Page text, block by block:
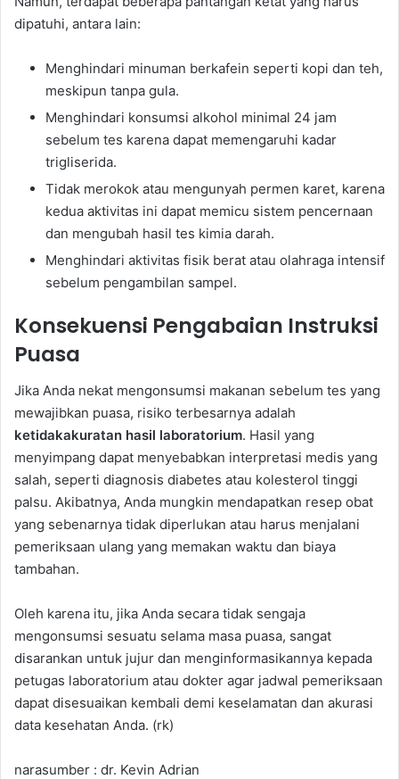
dipatuhi, antara lain:
Menghindari minuman berkafein seperti kopi dan teh,
meskipun tanpa gula.
Menghindari konsumsi alkohol minimal 24 jam
sebelum tes karena dapat memengaruhi kadar
trigliserida.
Tidak merokok atau mengunyah permen karet, karena
kedua aktivitas ini dapat memicu sistem pencernaan
dan mengubah hasil tes kimia darah.
Menghindari aktivitas fisik berat atau olahraga intensif
sebelum pengambilan sampel.
Konsekuensi Pengabaian Instruksi
Puasa
Jika Anda nekat mengonsumsi makanan sebelum tes yang
mewajibkan puasa, risiko terbesarnya adalah
ketidakakuratan hasil laboratorium. Hasil yang
menyimpang dapat menyebabkan interpretasi medis yang
salah, seperti diagnosis diabetes atau kolesterol tinggi
palsu. Akibatnya, Anda mungkin mendapatkan resep obat
yang sebenarnya tidak diperlukan atau harus menjalani
pemeriksaan ulang yang memakan waktu dan biaya
tambahan.
Oleh karena itu, jika Anda secara tidak sengaja
mengonsumsi sesuatu selama masa puasa, sangat
disarankan untuk jujur dan menginformasikannya kepada
petugas laboratorium atau dokter agar jadwal pemeriksaan
dapat disesuaikan kembali demi keselamatan dan akurasi
data kesehatan Anda. (rk)
narasumber : dr. Kevin Adrian